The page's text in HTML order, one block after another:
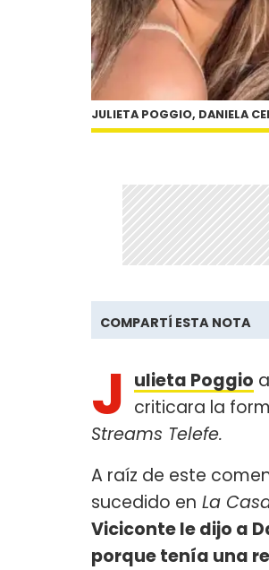
JULIETA POGGIO, DANIELA
COMPARTÍ ESTA NOTA
J ulieta Poggio
criticara la
Streams Telefe.
A raíz de este
sucedido en La
Viciconte le dijo a
porque tenía una